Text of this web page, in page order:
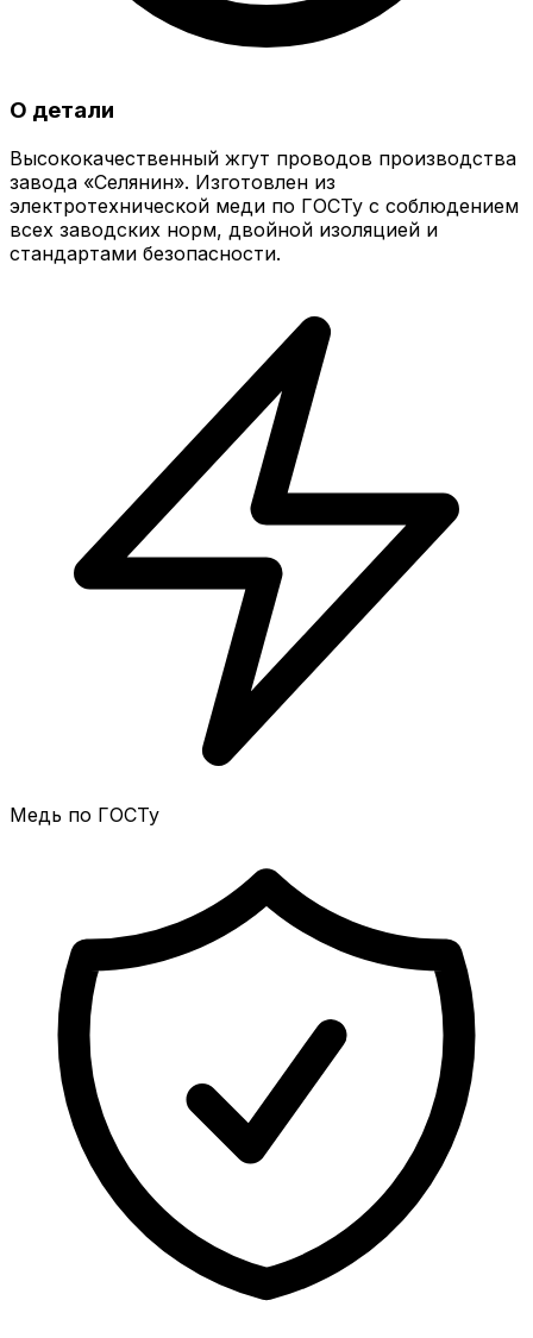
О детали
Высококачественный жгут проводов производства
завода «Селянин». Изготовлен из
электротехнической меди по ГОСТу с соблюдением
всех заводских норм, двойной изоляцией и
стандартами безопасности.
Медь по ГОСТу